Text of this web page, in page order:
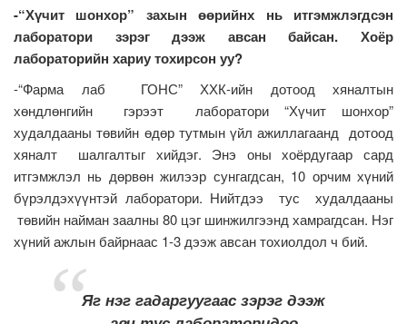
-“Хүчит шонхор” захын өөрийнх нь итгэмжлэгдсэн
лаборатори зэрэг дээж авсан байсан. Хоёр
лабораторийн хариу тохирсон уу?
-“Фарма лаб ГОНС” ХХК-ийн дотоод хяналтын
хөндлөнгийн гэрээт лаборатори “Хүчит шонхор”
худалдааны төвийн өдөр тутмын үйл ажиллагаанд дотоод
хяналт шалгалтыг хийдэг. Энэ оны хоёрдугаар сард
итгэмжлэл нь дөрвөн жилээр сунгагдсан, 10 орчим хүний
бүрэлдэхүүнтэй лаборатори. Нийтдээ тус худалдааны
төвийн найман заалны 80 цэг шинжилгээнд хамрагдсан. Нэг
хүний ажлын байрнаас 1-3 дээж авсан тохиолдол ч бий.
Яг нэг гадаргуугаас зэрэг дээж